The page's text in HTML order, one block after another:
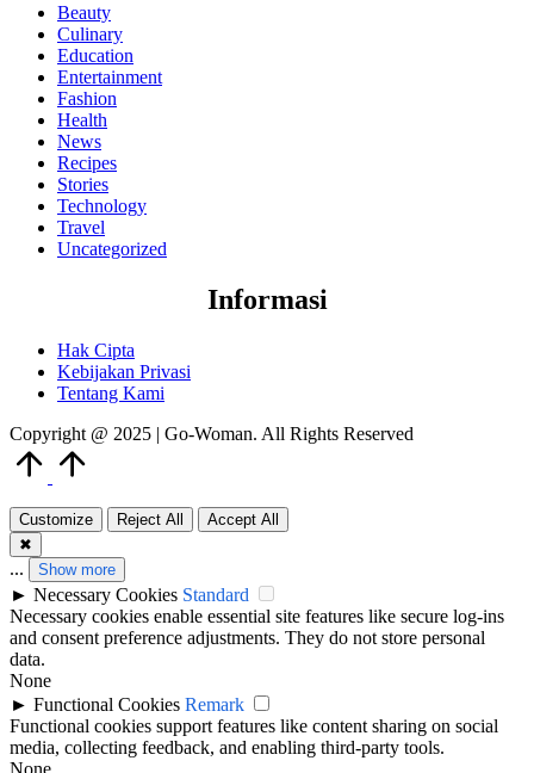
Beauty
Culinary
Education
Entertainment
Fashion
Health
News
Recipes
Stories
Technology
Travel
Uncategorized
Informasi
Hak Cipta
Kebijakan Privasi
Tentang Kami
Copyright @ 2025 | Go-Woman. All Rights Reserved
Customize Reject All
Accept All
✖
... Show more
► Necessary Cookies Standard
Necessary cookies enable essential site features like secure log-ins
and consent preference adjustments. They do not store personal
data.
None
► Functional Cookies Remark
Functional cookies support features like content sharing on social
media, collecting feedback, and enabling third-party tools.
None